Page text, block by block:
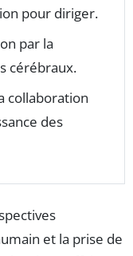
pour diriger.
par la
cérébraux.
collaboration
des
et la prise de